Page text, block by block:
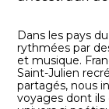
Dans les pays
rythmées par
et musique.
Saint-Julien
partagés, nous
voyages dont